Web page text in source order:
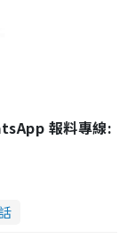
報料專線: